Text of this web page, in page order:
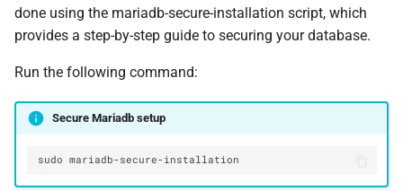
done using the mariadb-secure-installation script, which
provides a step-by-step guide to securing your database.
Run the following command:
Secure Mariadb setup
sudo